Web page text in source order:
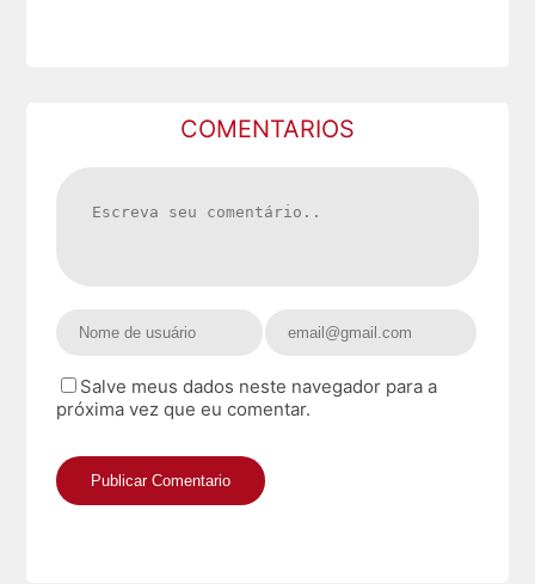
COMENTARIOS
Salve meus dados neste navegador para a
próxima vez que eu comentar.